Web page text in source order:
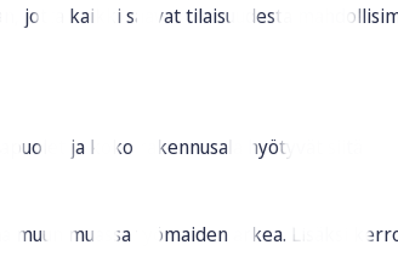
jotta kaikki saavat tilaisuudesta
ja koko rakennusala hyötyvät siitä
muassa työmaiden arkea. Lisäksi